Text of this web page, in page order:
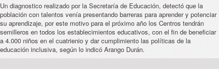
Un diagnostico realizado por la Secretaría de Educación, detectó que la
población con talentos venía presentando barreras para aprender y potenciar
su aprendizaje, por este motivo para el próximo año los Centros tendrán
semilleros en todos los establecimientos educativos, con el fin de beneficiar
a 4.000 niños en el cuatrienio y dar cumplimiento las políticas de la
educación inclusiva, según lo indicó Arango Durán.